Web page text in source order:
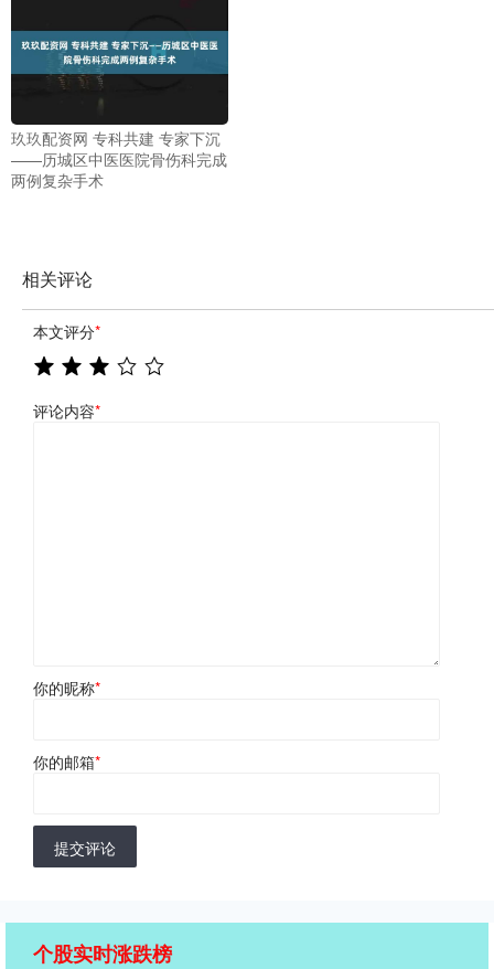
玖玖配资网 专科共建 专家下沉
——历城区中医医院骨伤科完成
两例复杂手术
相关评论
本文评分*
评论内容*
你的昵称*
你的邮箱*
提交评论
个股实时涨跌榜